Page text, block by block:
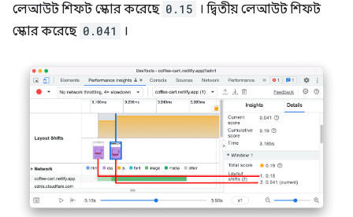
লেআউট শিফট স্কোর করেছে 0.15 । দ্বিতীয় লেআউট শিফট
স্কোর করেছে 0.041 ।